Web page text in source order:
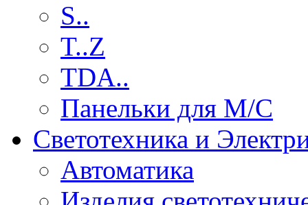
S..
T..Z
TDA..
Панельки для М/С
Светотехника и
Автоматика